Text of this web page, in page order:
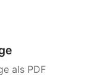
als PDF